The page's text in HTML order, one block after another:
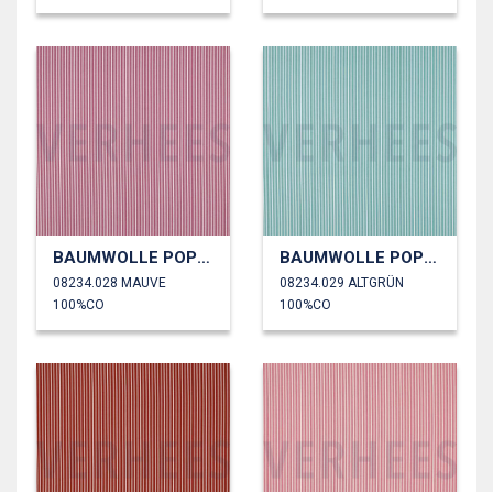
BAUMWOLLE POPELINE STREIFEN
08234.028 MAUVE
100%CO
BAUMWOLLE POPELINE STREIFEN
08234.029 ALTGRÜN
100%CO